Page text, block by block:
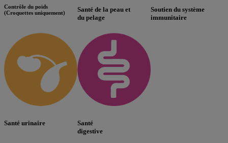
Contrôle du poids
(Croquettes uniquement)
Santé de la peau et
du pelage
Soutien du système
immunitaire
Santé urinaire
Santé
digestive